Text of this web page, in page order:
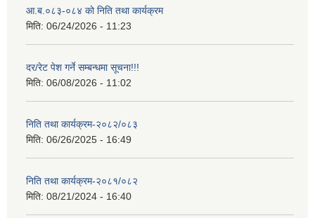
आ.ब.०८३-०८४ काे निति तथा कार्यक्रम
मिति: 06/24/2026 - 11:23
दर/रेट पेश गर्ने सम्बन्धमा सूचना!!!
मिति: 06/08/2026 - 11:02
निति तथा कार्यक्रम-२०८२/०८३
मिति: 06/26/2025 - 16:49
निति तथा कार्यक्रम-२०८१/०८२
मिति: 08/21/2024 - 16:40